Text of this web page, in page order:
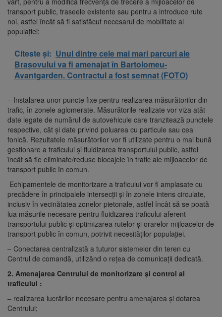
transport public, traseele existente sau pentru a introduce rute
noi, astfel încât să fi satisfăcut necesarul de mobilitate al
populației;
Citeste și: Unul dintre cele mai mari parcuri ale
Brașovului va fi amenajat în Bartolomeu-
Avantgarden. Contractul a fost semnat (FOTO)
– Instalarea unor puncte fixe pentru realizarea măsurătorilor din
trafic, în zonele aglomerate. Măsurătorile realizate vor viza atât
date legate de numărul de autovehicule care tranzitează punctele
respective, cât și date privind poluarea cu particule sau cea
fonică. Rezultatele măsurătorilor vor fi utilizate pentru o mai bună
gestionare a traficului și fluidizarea transportului public, astfel
încât să fie eliminate/reduse blocajele în trafic ale mijloacelor de
transport public în comun.
­ Echipamentele de monitorizare a traficului vor fi amplasate cu
precădere în principalele intersecții și în zonele intens circulate,
inclusiv în vecinătatea zonelor pietonale, astfel încât să se poată
lua măsurile necesare pentru fluidizarea traficului aferent
transportului public și optimizarea rutelor și orarelor mijloacelor de
transport public în comun, potrivit necesităților populației.
– Conectarea centralizată a tuturor sistemelor din teren cu
Centrul de comandă, utilizând o rețea de comunicații dedicată.
2. Amenajarea Centrului de monitorizare și control al
traficului :
– realizarea lucrărilor necesare pentru amenajarea și dotarea
Centrului;